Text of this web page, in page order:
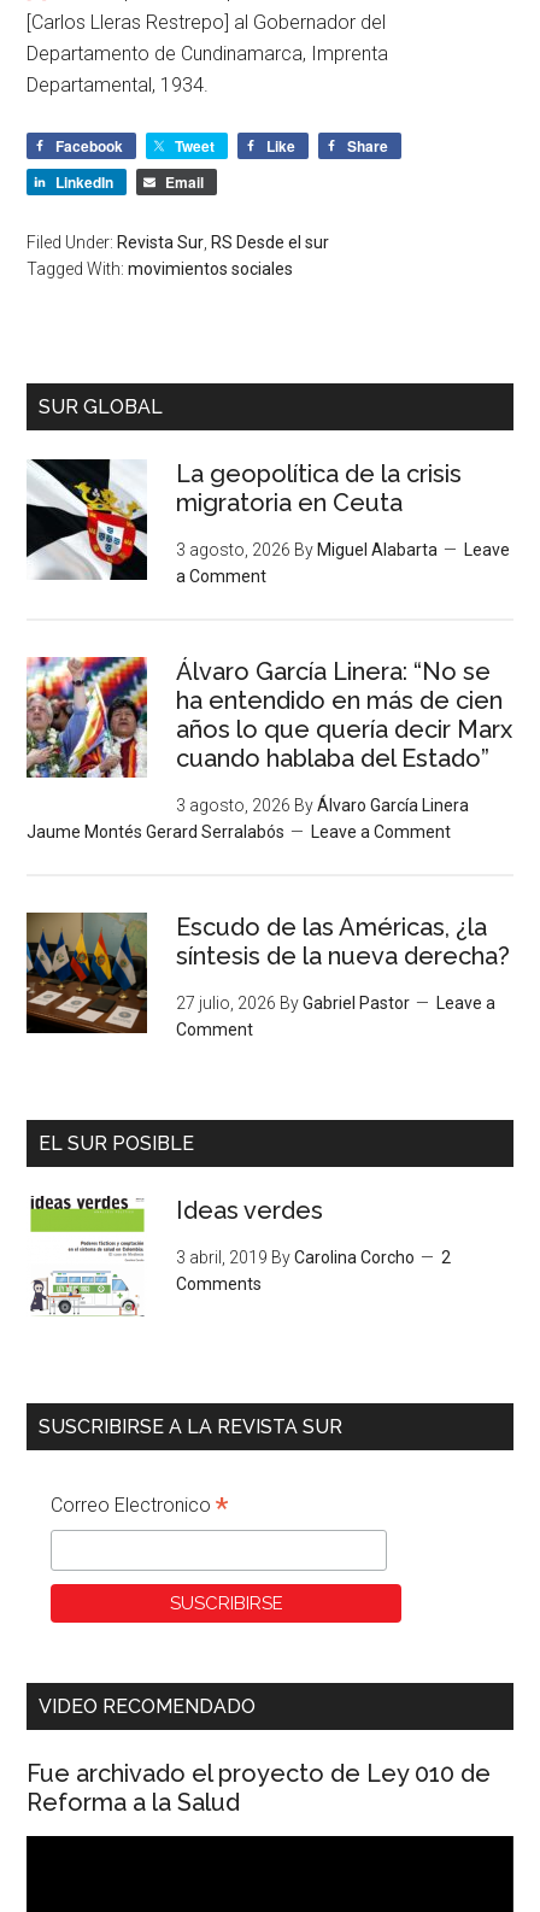
[Carlos Lleras Restrepo] al Gobernador del
Departamento de Cundinamarca, Imprenta
Departamental, 1934.
Facebook Tweet Like
Share
LinkedIn
Email
Filed Under: Revista Sur RS Desde el sur
Tagged With:movimientos sociales
SUR GLOBAL
La geopolítica de la crisis
migratoria en Ceuta
3 agosto, 2026 By Miguel Alabarta
Leave
a Comment
Álvaro García Linera: “No se
ha entendido en más de cien
años lo que quería decir Marx
cuando hablaba del Estado”
3 agosto, 2026 ByÁlvaro García Linera
Jaume Montés Gerard Serralabós
Leave a Comment
Escudo de las Américas, ¿la
síntesis de la nueva derecha?
27 julio, 2026 ByGabriel Pastor
Leave a
Comment
EL SUR POSIBLE
Ideas verdes
3 abril, 2019 ByCarolina Corcho
2
Comments
SUSCRIBIRSE A LA REVISTA SUR
Correo Electronico*
VIDEO RECOMENDADO
Fue archivado el proyecto de Ley 010 de
Reforma a la Salud